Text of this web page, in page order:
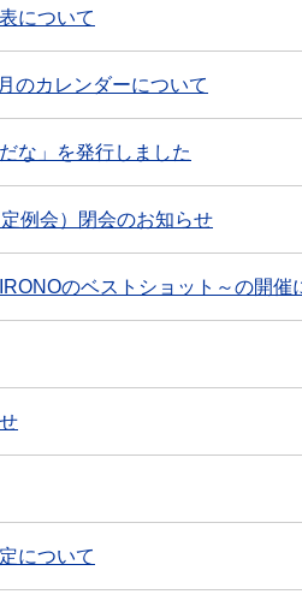
について
のカレンダーについて
な」を発行しました
例会）閉会のお知らせ
のベストショット～の開催
について